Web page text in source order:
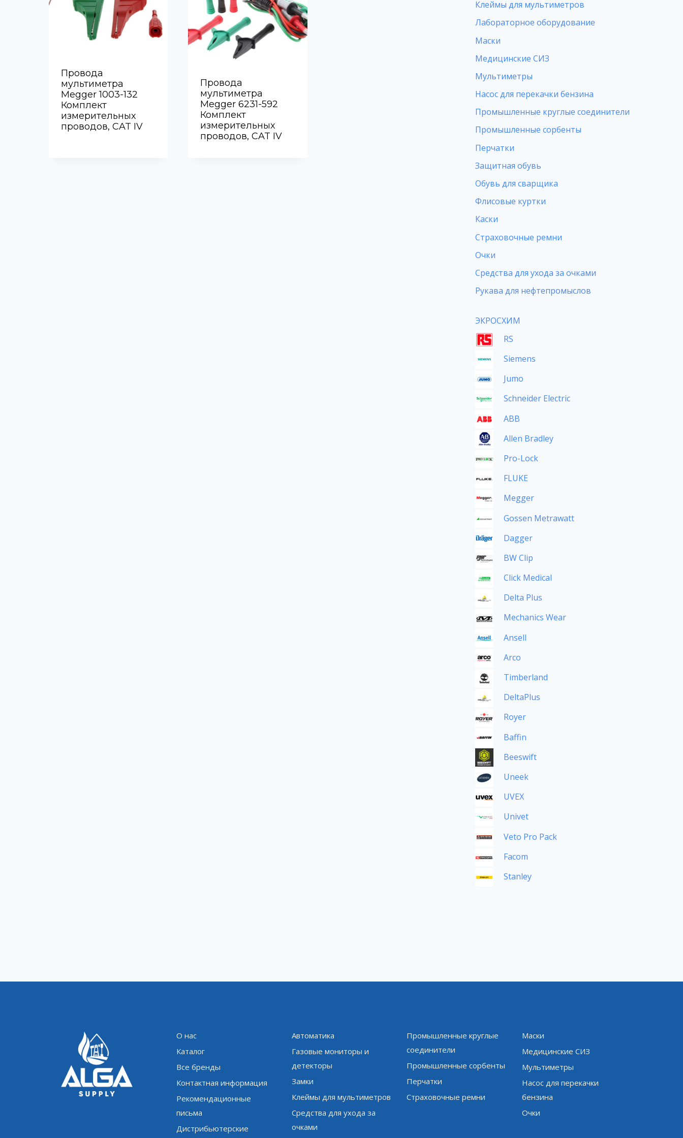
Провода
мультиметра
Megger 1003-132
Комплект
измерительных
проводов, CAT IV
Провода
мультиметра
Megger 6231-592
Комплект
измерительных
проводов, CAT IV
Клеймы для мультиметров
Лабораторное оборудование
Маски
Медицинские СИЗ
Мультиметры
Насос для перекачки бензина
Промышленные круглые соединители
Промышленные сорбенты
Перчатки
Защитная обувь
Обувь для сварщика
Флисовые куртки
Каски
Страховочные ремни
Очки
Средства для ухода за очками
Рукава для нефтепромыслов
ЭКРОСХИМ
RS
Siemens
Jumo
Schneider Electric
ABB
Allen Bradley
Pro-Lock
FLUKE
Megger
Gossen Metrawatt
Dagger
BW Clip
Click Medical
Delta Plus
Mechanics Wear
Ansell
Arco
Timberland
DeltaPlus
Royer
Baffin
Beeswift
Uneek
UVEX
Univet
Veto Pro Pack
Facom
Stanley
О нас
Каталог
Все бренды
Контактная информация
Рекомендационные
письма
Дистрибьютерские
Автоматика
Газовые мониторы и
детекторы
Замки
Клеймы для мультиметров
Средства для ухода за
очками
Промышленные круглые
соединители
Промышленные сорбенты
Перчатки
Страховочные ремни
Маски
Медицинские СИЗ
Мультиметры
Насос для перекачки
бензина
Очки